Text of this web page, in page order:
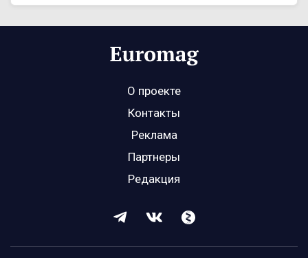
О проекте
Контакты
Реклама
Партнеры
Редакция